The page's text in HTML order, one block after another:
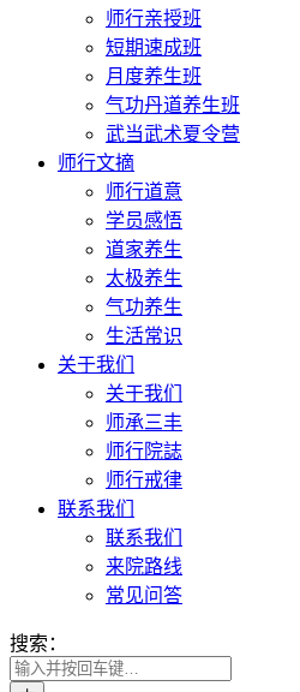
师行亲授班
短期速成班
月度养生班
气功丹道养生班
武当武术夏令营
师行文摘
师行道意
学员感悟
道家养生
太极养生
气功养生
生活常识
关于我们
关于我们
师承三丰
师行院誌
师行戒律
联系我们
联系我们
来院路线
常见问答
搜索：